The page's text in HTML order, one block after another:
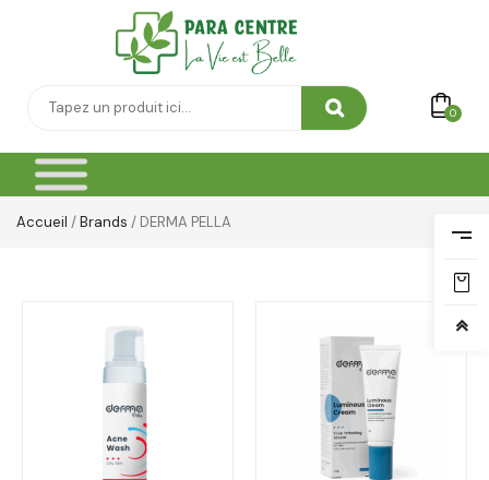
0
Accueil /Brands / DERMA PELLA